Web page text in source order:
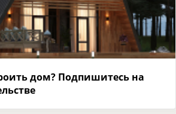
дом? Подпишитесь на